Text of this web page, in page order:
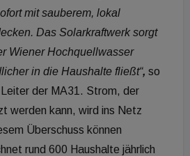
mit sauberem, lokal
Das Solarkraftwerk sorgt
Wiener Hochquellwasser
in die Haushalte fließt“, so
der MA31. Strom, der
werden kann, wird ins Netz
Überschuss können
rund 600 Haushalte jährlich